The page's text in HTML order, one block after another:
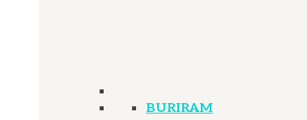
BURIRAM